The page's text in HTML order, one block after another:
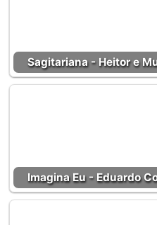
Sagitariana - Heitor e
Imagina Eu - Eduardo